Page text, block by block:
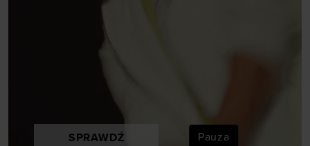
SPRAWDŹ Pauza